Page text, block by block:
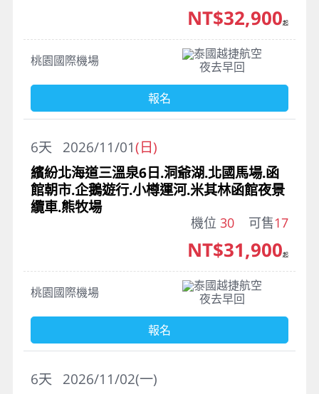
桃園國際機場
泰國越捷航空
夜去早回
NT$32,900起
報名
2026/11/01(日)
6天
繽紛北海道三溫泉6日.洞爺湖.北國馬場.函
館朝市.企鵝遊行.小樽運河.米其林函館夜景
纜車.熊牧場
機位 30 可售17
桃園國際機場
泰國越捷航空
夜去早回
NT$31,900起
報名
2026/11/02(一)
6天